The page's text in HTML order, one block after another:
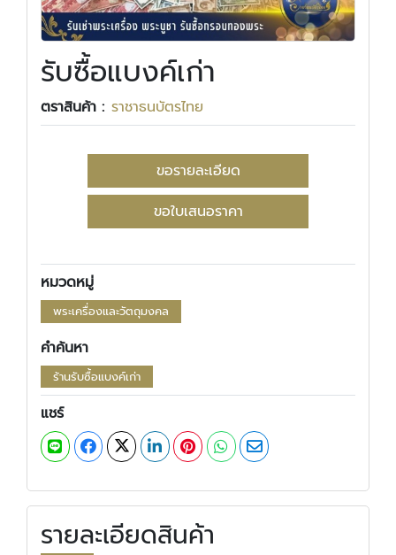
รับซื้อแบงค์เก่า
ตราสินค้า : ราชาธนบัตรไทย
ขอรายละเอียด
ขอใบเสนอราคา
หมวดหมู่
พระเครื่องและวัตถุมงคล
คำค้นหา
ร้านรับซื้อแบงค์เก่า
แชร์
รายละเอียดสินค้า